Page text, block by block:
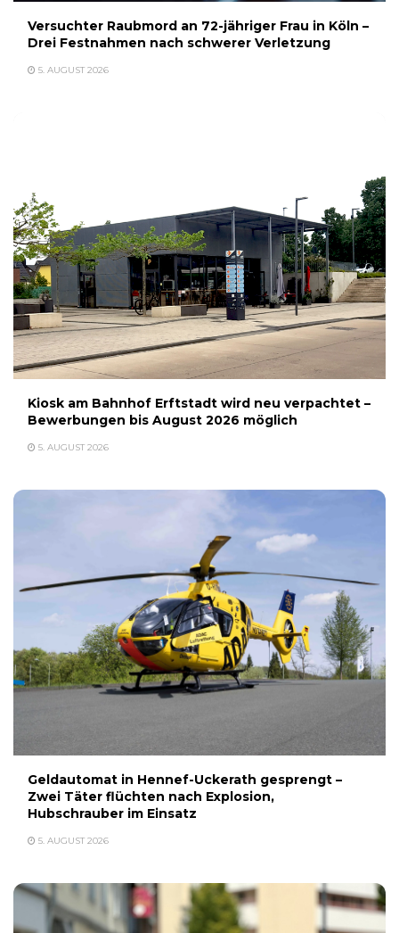
Versuchter Raubmord an 72-jähriger Frau in Köln –
Drei Festnahmen nach schwerer Verletzung
5. AUGUST 2026
Kiosk am Bahnhof Erftstadt wird neu verpachtet –
Bewerbungen bis August 2026 möglich
5. AUGUST 2026
Geldautomat in Hennef-Uckerath gesprengt –
Zwei Täter flüchten nach Explosion,
Hubschrauber im Einsatz
5. AUGUST 2026